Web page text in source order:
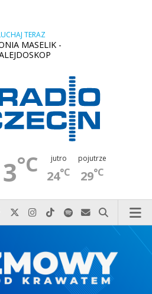
TERAZ
MASELIK -
°C jutro
24°C
pojutrze
29°C
po prostu do nas zadzwoń
Odwiedź nas na Facebook-u
Odwiedź nas na X
Odwiedź nas na Instagram-ie
Odwiedź nas na TikTok-u
Szukaj nas na Spotify
Wyślij do nas
Szukaj